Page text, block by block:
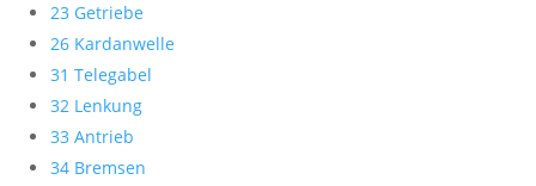
23 Getriebe
26 Kardanwelle
31 Telegabel
32 Lenkung
33 Antrieb
34 Bremsen